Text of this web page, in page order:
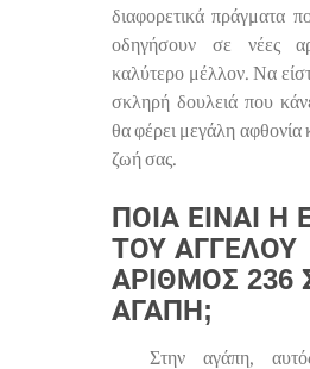
διαφορετικά πράγματα
οδηγήσουν σε νέες
καλύτερο μέλλον. Να
σκληρή δουλειά που
θα φέρει μεγάλη αφθονία
ζωή σας.
ΠΟΙΑ ΕΊΝΑΙ Η
ΤΟΥ ΑΓΓΈΛΟΥ
ΑΡΙΘΜΌΣ 236
ΑΓΆΠΗ;
Στην αγάπη,